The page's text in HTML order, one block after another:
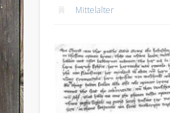
Mittelalter